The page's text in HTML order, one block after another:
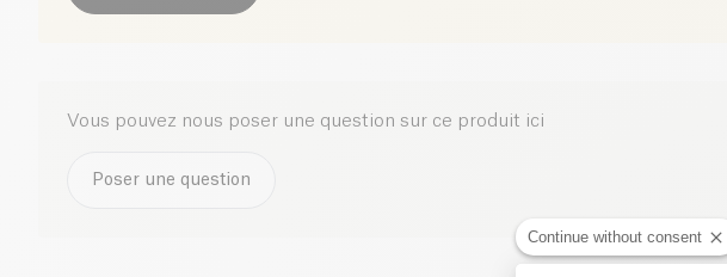
Vous pouvez nous poser une question sur ce produit ici
Poser une question
Continue without consent